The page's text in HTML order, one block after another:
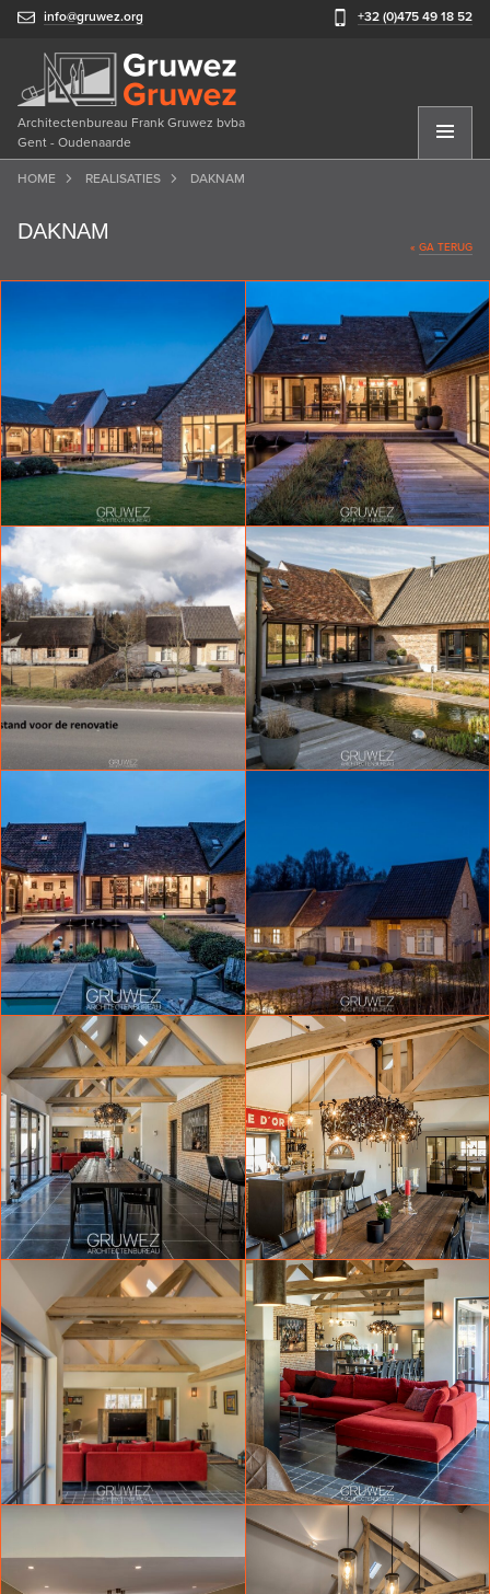
info@gruwez.org +32 (0)475 49 18 52
Architectenbureau Frank Gruwez bvba
Gent - Oudenaarde
HOME REALISATIES DAKNAM
DAKNAM
« GA TERUG